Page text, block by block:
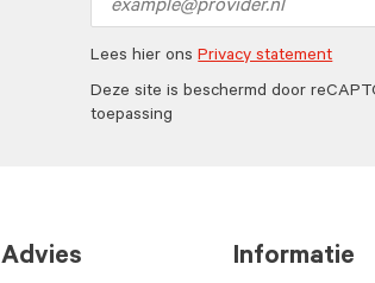
address
Lees hier onsPrivacy statement
Deze site is beschermd door
toepassing
Advies Informatie